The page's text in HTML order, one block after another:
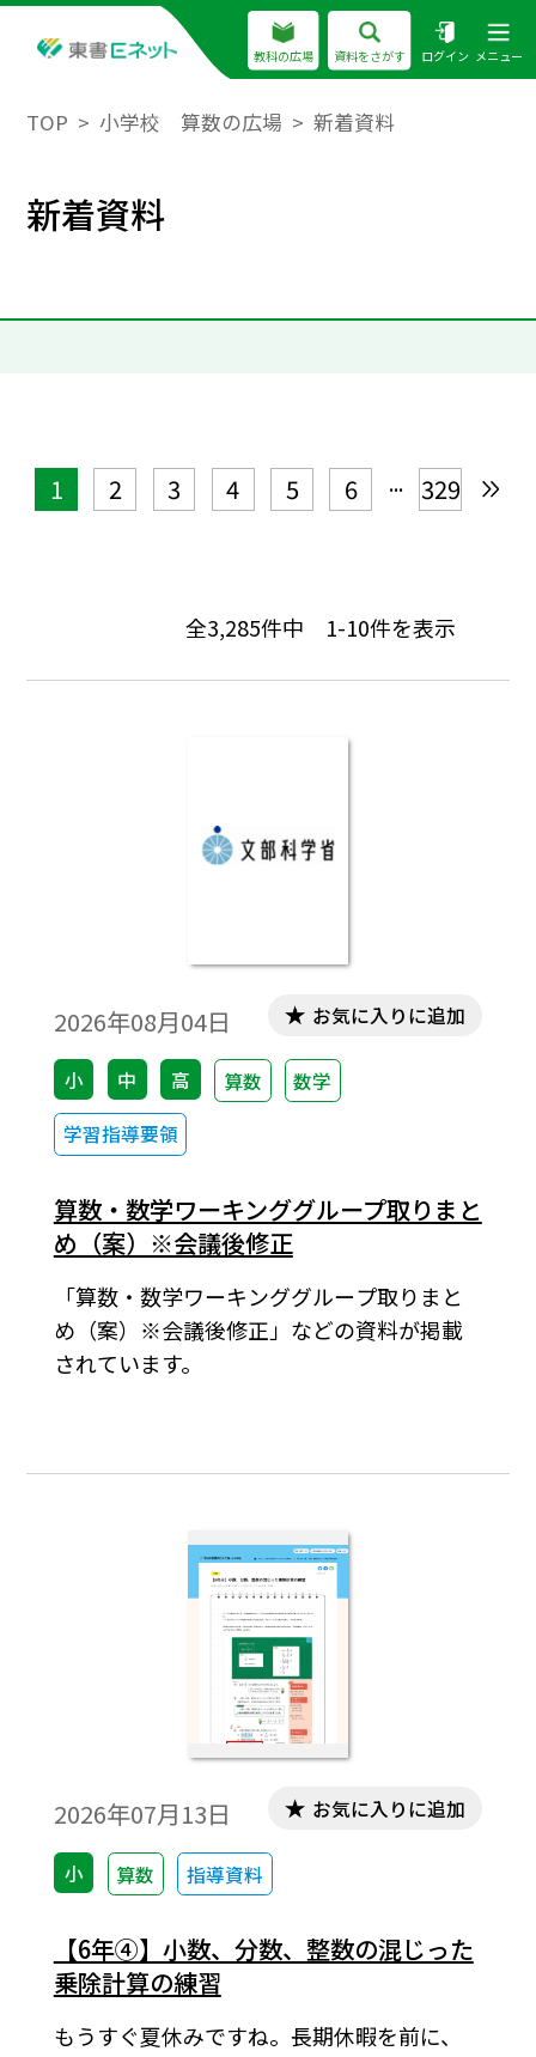
教科の広場 資料をさがす ログイン メニュー
TOP 小学校 算数の広場 新着資料
新着資料
1 2 3 4 5 6 ... 329
全3,285件中 1-10件を表示
2026年08月04日
小 中 高 算数
数学
学習指導要領
お気に入りに追加
算数・数学ワーキンググループ取りまと
め（案）※会議後修正
「算数・数学ワーキンググループ取りまと
め（案）※会議後修正」などの資料が掲載
されています。
2026年07月13日
小 算数 指導資料
お気に入りに追加
【6年④】小数、分数、整数の混じった
乗除計算の練習
もうすぐ夏休みですね。長期休暇を前に、